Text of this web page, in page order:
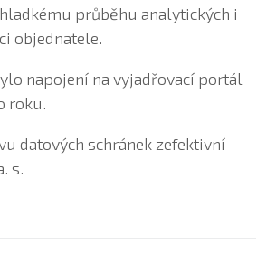
průběhu analytických i
objednatele.
napojení na vyjadřovací portál
roku.
datových schránek zefektivní
s.